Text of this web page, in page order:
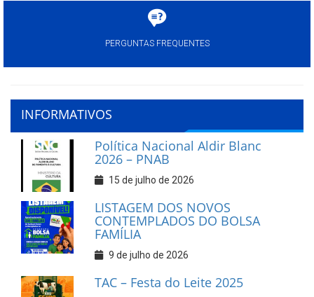
PERGUNTAS FREQUENTES
INFORMATIVOS
Política Nacional Aldir Blanc
2026 – PNAB
15 de julho de 2026
LISTAGEM DOS NOVOS
CONTEMPLADOS DO BOLSA
FAMÍLIA
9 de julho de 2026
TAC – Festa do Leite 2025